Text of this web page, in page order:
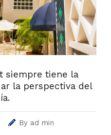
siempre tiene la
la perspectiva del
By ad min